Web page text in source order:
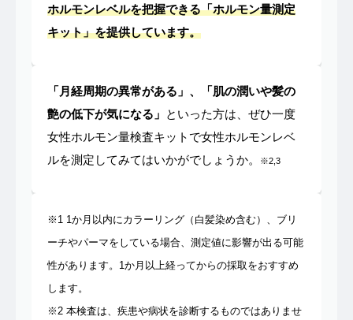
ホルモンレベルを把握できる「ホルモン量測定
キット」を提供しています。
「月経周期の異常がある」、「肌の潤いや髪の
艶の低下が気になる」 といった方は、ぜひ一度
女性ホルモン量検査キットで女性ホルモンレベ
ルを測定してみてはいかがでしょうか。
※2,3
※1 1か月以内にカラーリング（白髪染め含む）、ブリ
ーチやパーマをしている場合、測定値に影響が出る可能
性があります。1か月以上経ってからの採取をおすすめ
します。
※2 本検査は、疾患や病状を診断するものではありませ